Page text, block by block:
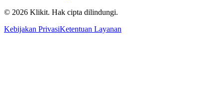
© 2026 Klikit. Hak cipta dilindungi.
Kebijakan PrivasiKetentuan Layanan